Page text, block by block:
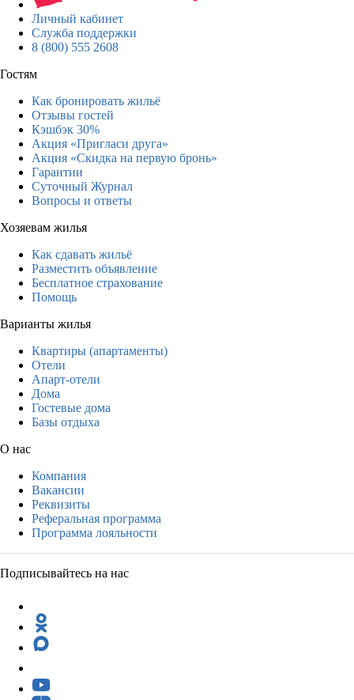
Личный кабинет
Служба поддержки
8 (800) 555 2608
Гостям
Как бронировать жильё
Отзывы гостей
Кэшбэк 30%
Акция «Пригласи друга»
Акция «Скидка на первую бронь»
Гарантии
Суточный Журнал
Вопросы и ответы
Хозяевам жилья
Как сдавать жильё
Разместить объявление
Бесплатное страхование
Помощь
Варианты жилья
Квартиры (апартаменты)
Отели
Апарт-отели
Дома
Гостевые дома
Базы отдыха
О нас
Компания
Вакансии
Реквизиты
Реферальная программа
Программа лояльности
Подписывайтесь на нас